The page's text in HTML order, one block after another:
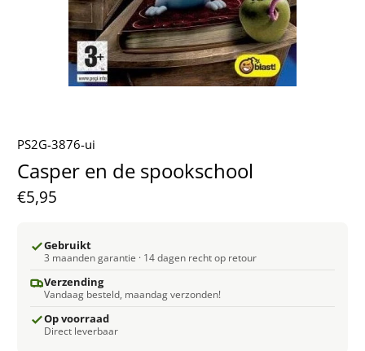
PS2G-3876-ui
Casper en de spookschool
€5,95
Gebruikt
3 maanden garantie · 14 dagen recht op retour
Verzending
Vandaag besteld, maandag verzonden!
Op voorraad
Direct leverbaar